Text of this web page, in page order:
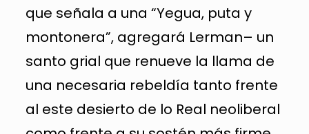
que señala a una “Yegua, puta y
montonera”, agregará Lerman– un
santo grial que renueve la llama de
una necesaria rebeldía tanto frente
al este desierto de lo Real neoliberal